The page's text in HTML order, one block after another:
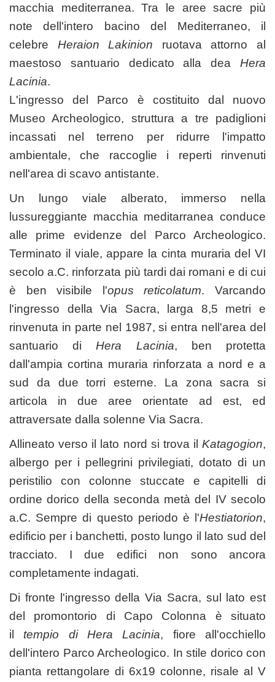
macchia mediterranea. Tra le aree sacre più
note dell'intero bacino del Mediterraneo, il
celebre
Heraion Lakinion ruotava attorno al
maestoso santuario dedicato alla dea Hera
Lacinia.
L'ingresso del Parco è costituito dal nuovo
Museo Archeologico, struttura a tre padiglioni
incassati nel terreno per ridurre l'impatto
ambientale, che raccoglie i reperti rinvenuti
nell'area di scavo antistante.
Un lungo viale alberato, immerso nella
lussureggiante macchia meditarranea conduce
alle prime evidenze del Parco Archeologico.
Terminato il viale, appare la cinta muraria del VI
secolo a.C. rinforzata più tardi dai romani e di cui
è ben visibile l'opus reticolatum. Varcando
l'ingresso della Via Sacra, larga 8,5 metri e
rinvenuta in parte nel 1987, si entra nell'area del
santuario di
Hera Lacinia, ben protetta
dall'ampia cortina muraria rinforzata a nord e a
sud da due torri esterne. La zona sacra si
articola in due aree orientate ad est, ed
attraversate dalla solenne Via Sacra.
Allineato verso il lato nord si trova il Katagogion,
albergo per i pellegrini privilegiati, dotato di un
peristilio con colonne stuccate e capitelli di
ordine dorico della seconda metà del IV secolo
a.C. Sempre di questo periodo è l'Hestiatorion,
edificio per i banchetti, posto lungo il lato sud del
tracciato. I due edifici non sono ancora
completamente indagati.
Di fronte l'ingresso della Via Sacra, sul lato est
del promontorio di Capo Colonna è situato
il
tempio di Hera Lacinia, fiore all'occhiello
dell'intero Parco Archeologico. In stile dorico con
pianta rettangolare di 6x19 colonne, risale al V